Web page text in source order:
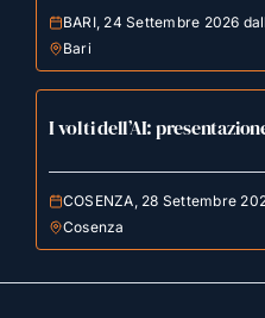
BARI, 24 Settembre 2026
Bari
I volti dell’AI:
COSENZA, 28 Settembre
Cosenza